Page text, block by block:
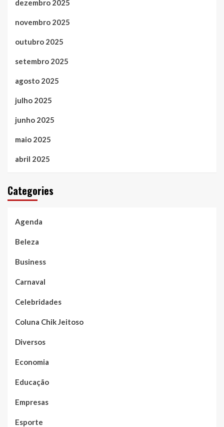
dezembro 2025
novembro 2025
outubro 2025
setembro 2025
agosto 2025
julho 2025
junho 2025
maio 2025
abril 2025
Categories
Agenda
Beleza
Business
Carnaval
Celebridades
Coluna Chik Jeitoso
Diversos
Economia
Educação
Empresas
Esporte